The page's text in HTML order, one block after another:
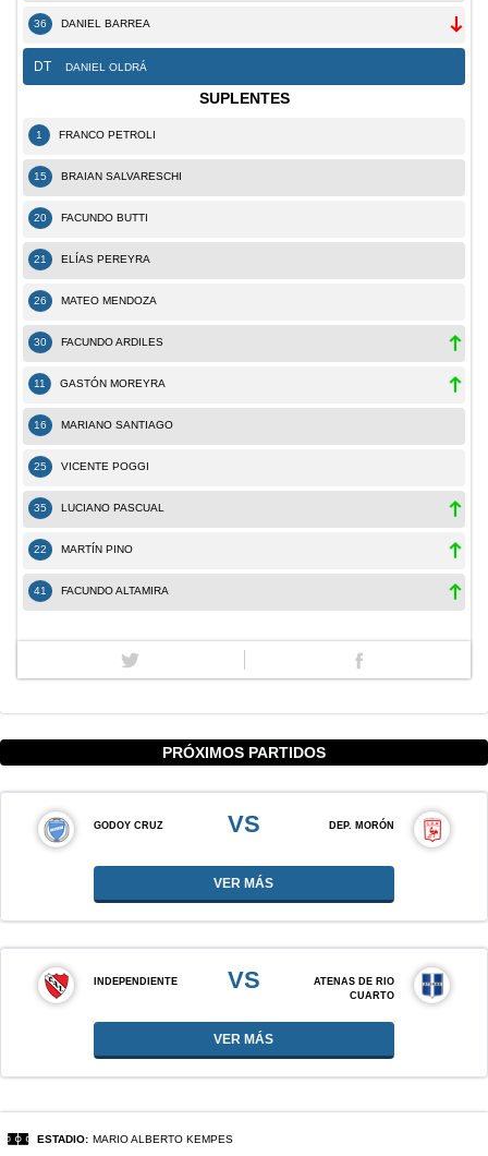
36 DANIEL BARREA
DT DANIEL OLDRÁ
SUPLENTES
1 FRANCO PETROLI
15 BRAIAN SALVARESCHI
20 FACUNDO BUTTI
21 ELÍAS PEREYRA
26 MATEO MENDOZA
30 FACUNDO ARDILES
11 GASTÓN MOREYRA
16 MARIANO SANTIAGO
25 VICENTE POGGI
35 LUCIANO PASCUAL
22 MARTÍN PINO
41 FACUNDO ALTAMIRA
PRÓXIMOS PARTIDOS
GODOY CRUZ VS DEP. MORÓN
VER MÁS
INDEPENDIENTE VS
ATENAS DE RIO
CUARTO
VER MÁS
ESTADIO: MARIO ALBERTO KEMPES